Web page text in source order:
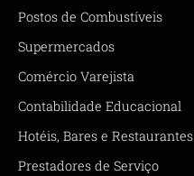
Postos de Combustíveis
Supermercados
Comércio Varejista
Contabilidade Educacional
Hotéis, Bares e Restaurantes
Prestadores de Serviço